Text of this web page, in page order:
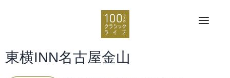
東横INN名古屋金山